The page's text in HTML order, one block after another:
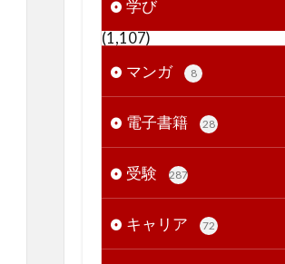
学び
(1,107)
マンガ
8
電子書籍 28
受験 287
キャリア 72